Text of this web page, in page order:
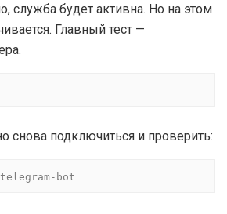
служба будет активна. Но на этом
Главный тест —
снова подключиться и проверить:
bot